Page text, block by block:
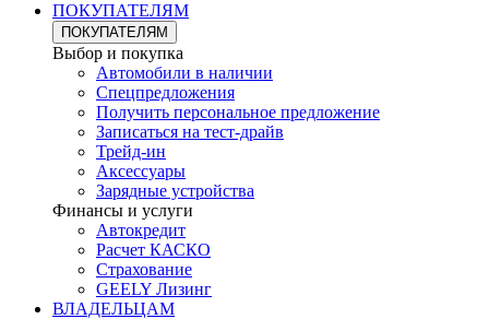
ПОКУПАТЕЛЯМ
ПОКУПАТЕЛЯМ
Выбор и покупка
Автомобили в наличии
Спецпредложения
Получить персональное предложение
Записаться на тест-драйв
Трейд-ин
Аксессуары
Зарядные устройства
Финансы и услуги
Автокредит
Расчет КАСКО
Страхование
GEELY Лизинг
ВЛАДЕЛЬЦАМ